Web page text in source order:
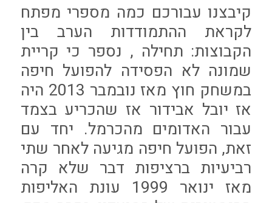
קיבצנו עבורכם כמה מספרי מפתח
לקראת ההתמודדות הערב בין
הקבוצות: תחילה , נספר כי קריית
שמונה לא הפסידה להפועל חיפה
במשחק חוץ מאז נובמבר 2013 היה
אז יובל אבידור אז שהכריע בצמד
עבור האדומים מהכרמל. יחד עם
זאת, הפועל חיפה מגיעה לאחר שתי
רביעיות ברציפות דבר שלא קרה
מאז ינואר 1999 עונת האליפות